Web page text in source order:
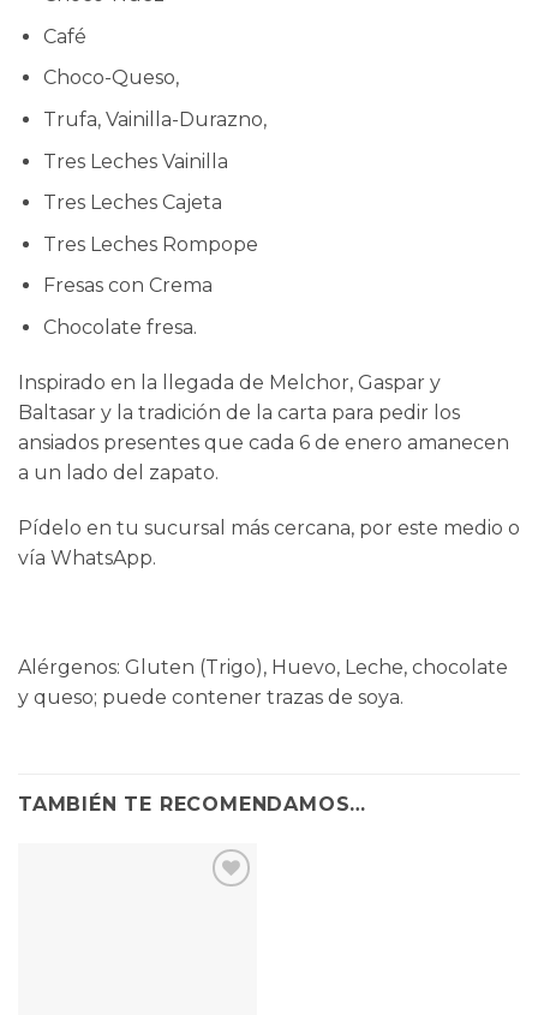
Café
Choco-Queso,
Trufa, Vainilla-Durazno,
Tres Leches Vainilla
Tres Leches Cajeta
Tres Leches Rompope
Fresas con Crema
Chocolate fresa.
Inspirado en la llegada de Melchor, Gaspar y
Baltasar y la tradición de la carta para pedir los
ansiados presentes que cada 6 de enero amanecen
a un lado del zapato.
Pídelo en tu sucursal más cercana, por este medio o
vía WhatsApp.
Alérgenos: Gluten (Trigo), Huevo, Leche, chocolate
y queso; puede contener trazas de soya.
TAMBIÉN TE RECOMENDAMOS…